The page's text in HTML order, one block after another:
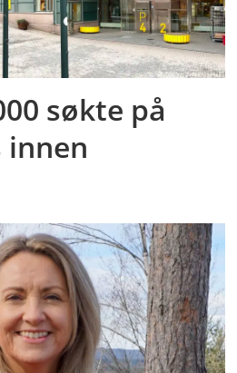
søkte på
innen